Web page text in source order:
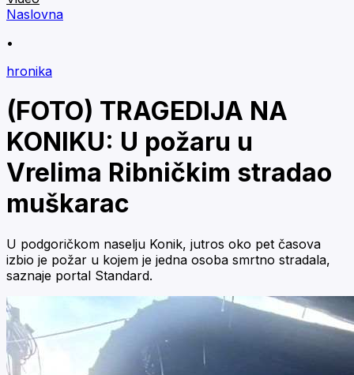
Naslovna
•
hronika
(FOTO) TRAGEDIJA NA
KONIKU: U požaru u
Vrelima Ribničkim stradao
muškarac
U podgoričkom naselju Konik, jutros oko pet časova
izbio je požar u kojem je jedna osoba smrtno stradala,
saznaje portal Standard.